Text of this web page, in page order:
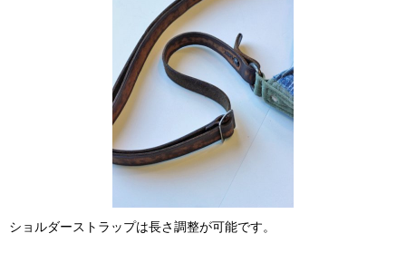
ショルダーストラップは長さ調整が可能です。